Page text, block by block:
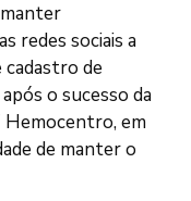
redes sociais a
cadastro de
o sucesso da
Hemocentro, em
de manter o